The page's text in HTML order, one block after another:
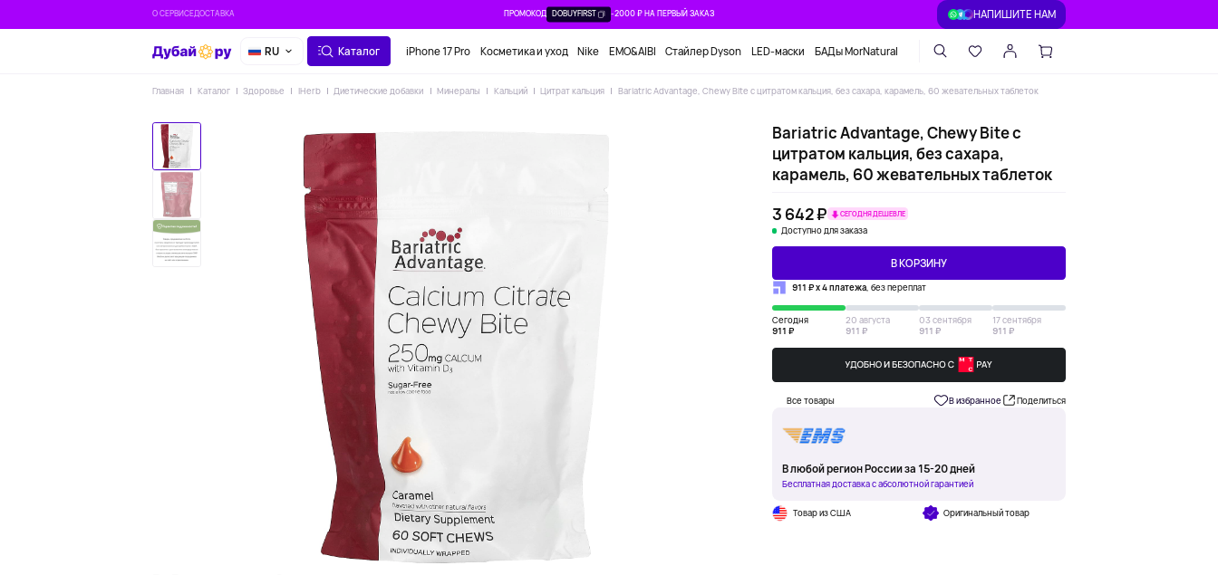
О СЕРВИСЕДОСТАВКА ПРОМОКОД DOBUYFIRST -2000 ₽ НА ПЕРВЫЙ ЗАКАЗ НАПИШИТЕ НАМ
RU Каталог iPhone 17 Pro Косметика и уход Nike EMO&AIBI Стайлер Dyson LED-маски БАДы MorNatural
Главная Каталог Здоровье IHerb Диетические добавки Минералы Кальций Цитрат кальция Bariatric Advantage, Chewy Bite с цитратом кальция, без сахара, карамель, 60 жевательных таблеток
Bariatric Advantage, Chewy Bite с
цитратом кальция, без сахара,
карамель, 60 жевательных таблеток
3 642 ₽
СЕГОДНЯ ДЕШЕВЛЕ
Доступно для заказа
В КОРЗИНУ
911 ₽ х 4 платежа, без переплат
Сегодня
911 ₽
20 августа
911 ₽
03 сентября
911 ₽
17 сентября
911 ₽
Все товары В избранное Поделиться
В любой регион России за 15-20 дней
Бесплатная доставка с абсолютной гарантией
Товар из США Оригинальный товар